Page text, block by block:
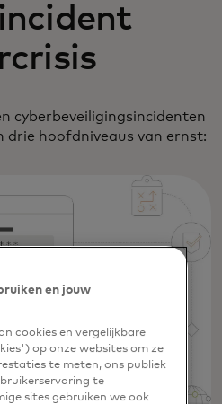
new tab
cyberbeveiligingsincidenten
drie hoofdniveaus van ernst:
en jouw
cookies en vergelijkbare
op onze websites om ze
te meten, ons publiek
te
sites gebruiken we ook